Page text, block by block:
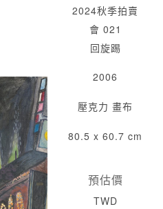
2024秋季拍賣
會 021
回旋踢
2006
壓克力 畫布
80.5 x 60.7 cm
預估價
TWD